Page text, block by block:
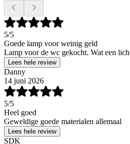
5/5
Goede lamp voor weinig geld
Lamp voor de wc gekocht. Wat een
Lees hele review
Danny
14 juni 2026
5/5
Heel goed
Geweldige goede materialen allemaal
Lees hele review
SDK